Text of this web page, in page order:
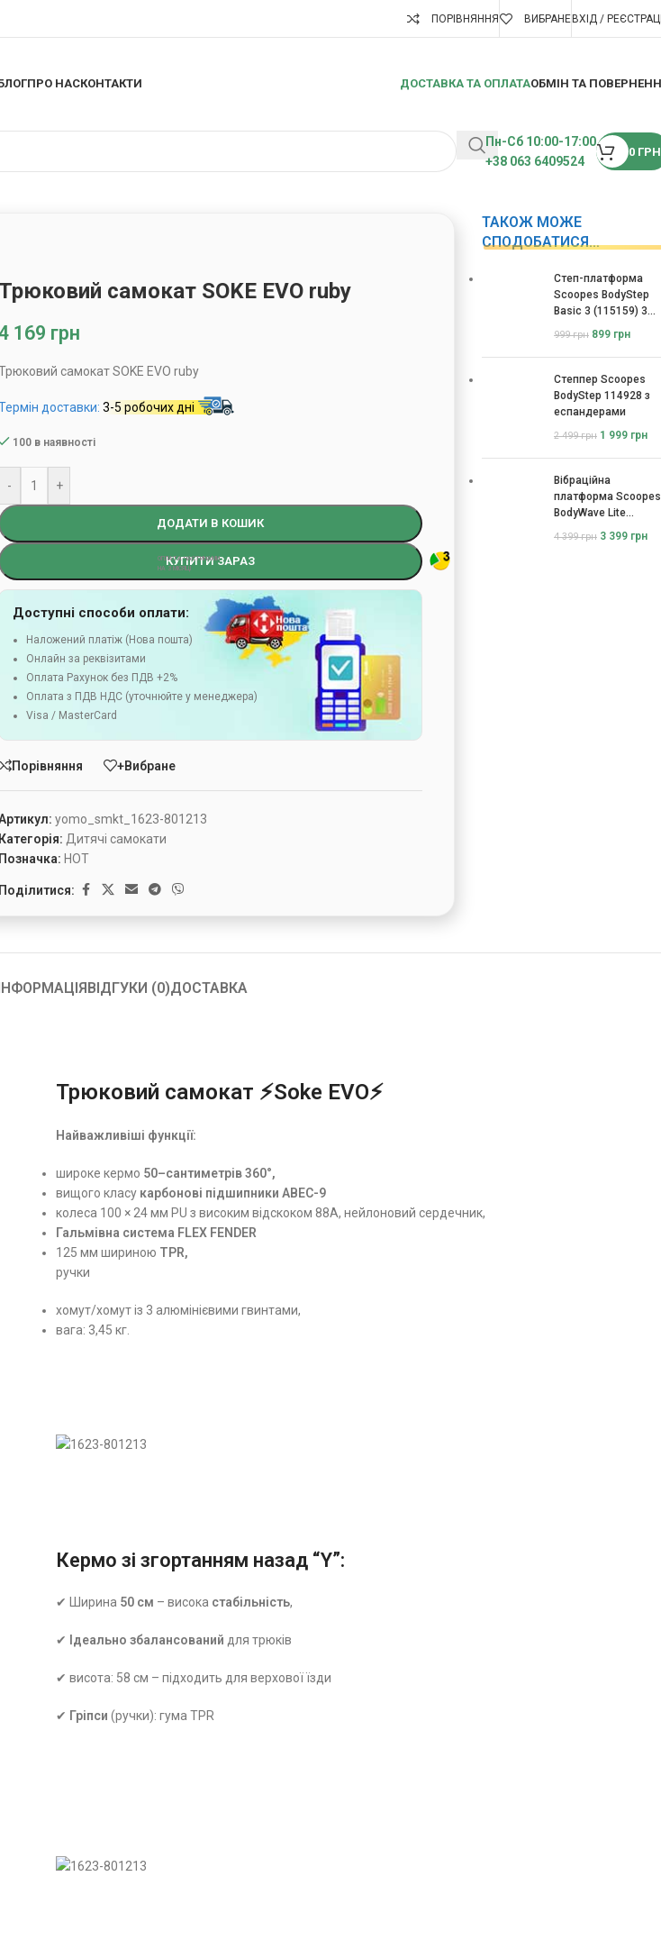
ПОРІВНЯННЯ ВИБРАНЕВХІД /
ПРО НАСКОНТАКТИ ДОСТАВКА ТА ОПЛАТАОБМІН ТА
Пн-Сб 10:00-17:00
+38 063 6409524
0 ГРН
Трюковий самокат SOKE EVO ruby
169 грн
самокат SOKE EVO ruby
доставки:3-5 робочих дні
100 в наявності
- +
ДОДАТИ В КОШИК
КУПИТИ ЗАРАЗ
Доступні способи оплати:
Наложений платіж (Нова пошта)
Онлайн за реквізитами
Оплата Рахунок без ПДВ +2%
Оплата з ПДВ НДС (уточнюйте у менеджера)
Visa / MasterCard
Порівняння +Вибране
yomo_smkt_1623-801213
Категорія: Дитячі самокати
Позначка: HOT
Поділитися:
ТАКОЖ МОЖЕ
СПОДОБАТИСЯ…
Степ-платформа
Scoopes BodyStep
Basic 3 (115159) 3
999грн 899 грн
Степпер Scoopes
BodyStep 114928 з
еспандерами
2 499грн 1 999 грн
Вібраційна
платформа Scoopes
BodyWave Lite
4 399грн 3 399 грн
ВІДГУКИ (0)ДОСТАВКА
Трюковий самокат ⚡Soke EVO⚡
Найважливіші функції:
широке кермо 50–сантиметрів360°,
вищого класу карбонові підшипники ABEC-9
колеса 100 × 24 мм PU з високим відскоком 88A, нейлоновий сердечник,
Гальмівна система FLEX FENDER
125 мм шириною TPR,
ручки
хомут/хомут із 3 алюмінієвими гвинтами,
вага: 3,45 кг.
Кермо зі згортанням назад “Y”:
✔ Ширина 50 см – висока стабільність,
✔ Ідеально збалансований для трюків
✔ висота: 58 см – підходить для верхової їзди
✔ Гріпси (ручки): гума TPR